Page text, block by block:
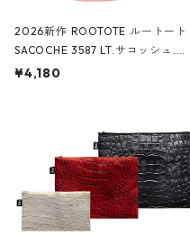
2026新作 ROOTOTE ルートート
SACOCHE 3587 LT.サコッシュ.ル
ミエ-B ショルダーバッグ グロスピ
¥4,180